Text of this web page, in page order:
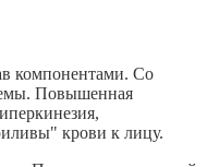
компонентами. Со
Повышенная
крови к лицу.